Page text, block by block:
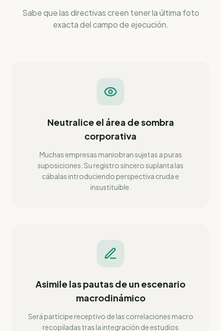
Sabe que las directivas creen tener la última foto
exacta del campo de ejecución.
Neutralice el área de sombra
corporativa
Muchas empresas maniobran sujetas a puras
suposiciones. Su registro sincero suplanta las
cábalas introduciendo perspectiva cruda e
insustituible.
Asimile las pautas de un escenario
macrodinámico
Será partícipe receptivo de las correlaciones macro
recopiladas tras la integración de estudios